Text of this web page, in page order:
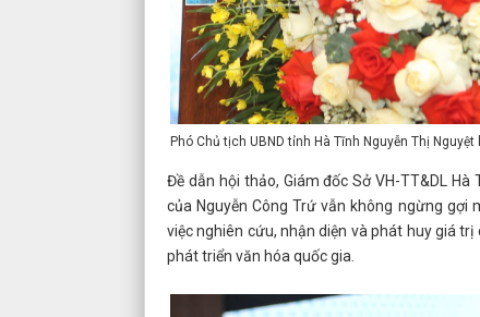
Phó Chủ tịch UBND tỉnh Hà Tĩnh Nguyễn Thị
Đề dẫn hội thảo, Giám đốc Sở VH-TT&DL
của Nguyễn Công Trứ vẫn không ngừng
việc nghiên cứu, nhận diện và phát huy giá
phát triển văn hóa quốc gia.